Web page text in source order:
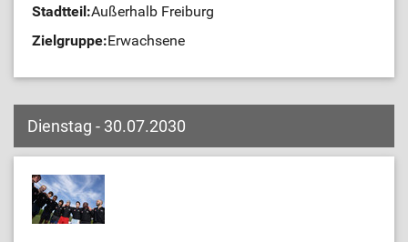
Stadtteil:Außerhalb Freiburg
Zielgruppe:Erwachsene
Dienstag - 30.07.2030